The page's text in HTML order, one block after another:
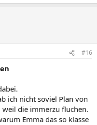
#16
ich nicht soviel Plan von
weil die immerzu fluchen.
Emma das so klasse